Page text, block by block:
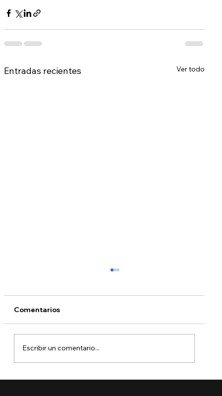
Entradas recientes Ver todo
Comentarios
Escribir un comentario...